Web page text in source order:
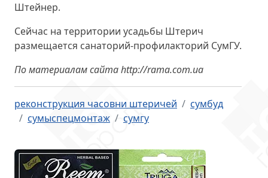
Штейнер.
Сейчас на территории усадьбы Штерич
размещается санаторий-профилакторий СумГУ.
По материалам сайта http://rama.com.ua
реконструкция часовни штеричей
сумбуд
сумыспецмонтаж
сумгу